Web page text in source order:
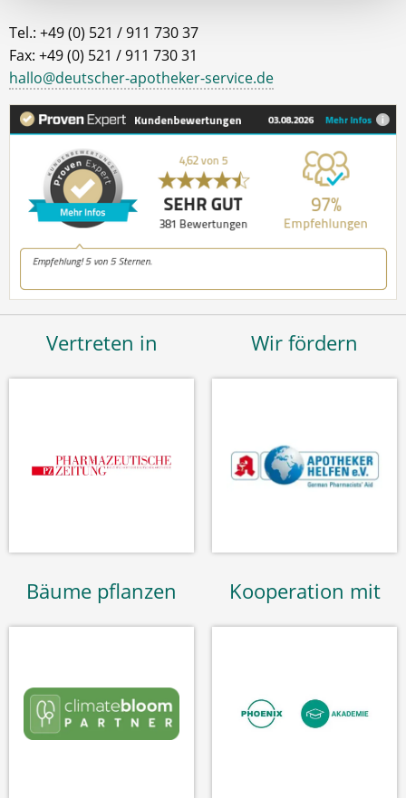
Tel.: +49 (0) 521 / 911 730 37
Fax: +49 (0) 521 / 911 730 31
hallo@deutscher-apotheker-service.de
Vertreten in Wir fördern
Bäume pflanzen Kooperation mit